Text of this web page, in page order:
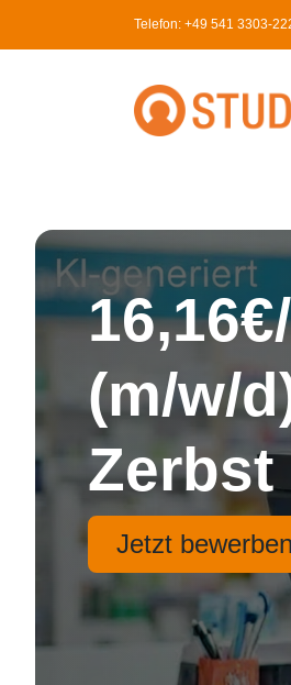
Telefon: +49 541 3303-
(m/w/
Zerbst
Jetzt bewerben